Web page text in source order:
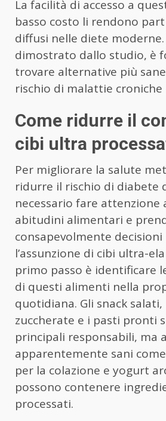
La facilità di accesso a
basso costo li rendono
diffusi nelle diete
dimostrato dallo studio, è
trovare alternative più
rischio di malattie croniche
Come ridurre il
cibi ultra
Per migliorare la salute
ridurre il rischio di diabete
necessario fare attenzione
abitudini alimentari e
consapevolmente
l’assunzione di cibi ultra-
primo passo è identificare
di questi alimenti nella
quotidiana. Gli snack salati,
zuccherate e i pasti pronti
principali responsabili, ma
apparentemente sani
per la colazione e yogurt
possono contenere
processati.